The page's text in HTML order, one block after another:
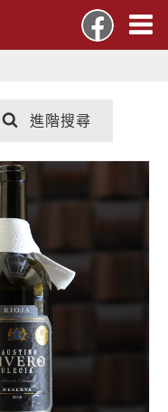
進階搜尋